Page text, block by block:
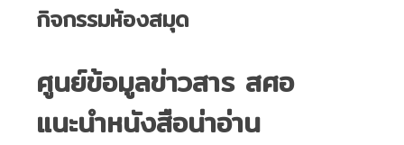
กิจกรรมห้องสมุด
ศูนย์ข้อมูลข่าวสาร สศอ
แนะนำหนังสือน่าอ่าน